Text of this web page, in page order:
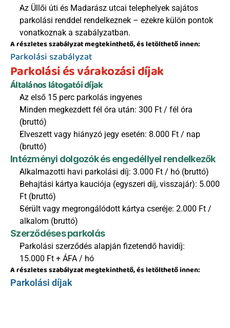
Az Üllői úti és Madarász utcai telephelyek sajátos
parkolási renddel rendelkeznek – ezekre külön pontok
vonatkoznak a szabályzatban.
A részletes szabályzat megtekinthető, és letölthető innen:
Parkolási szabályzat
Parkolási és várakozási díjak
Általános látogatói díjak
Az első 15 perc parkolás ingyenes
Minden megkezdett fél óra után: 300 Ft / fél óra
(bruttó)
Elveszett vagy hiányzó jegy esetén: 8.000 Ft / nap
(bruttó)
Intézményi dolgozók és engedéllyel rendelkezők
Alkalmazotti havi parkolási díj: 3.000 Ft / hó (bruttó)
Behajtási kártya kauciója (egyszeri díj, visszajár): 5.000
Ft (bruttó)
Sérült vagy megrongálódott kártya cseréje: 2.000 Ft /
alkalom (bruttó)
Szerződéses parkolás
Parkolási szerződés alapján fizetendő havidíj:
15.000 Ft + ÁFA / hó
A részletes szabályzat megtekinthető, és letölthető innen:
Parkolási díjak